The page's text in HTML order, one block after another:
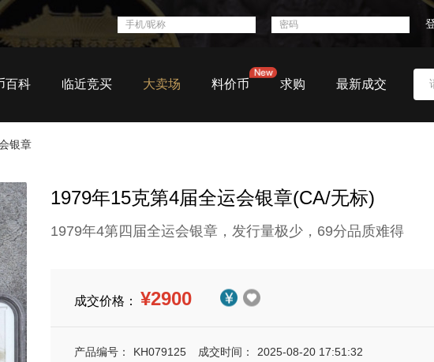
百科 临近竞买 大卖场 料价币 求购 最新成交
银章
1979年15克第4届全运会银章(CA/无标)
1979年4第四届全运会银章，发行量极少，69分品质难得
成交价格： ¥2900
产品编号： KH079125 成交时间： 2025-08-20 17:51:32